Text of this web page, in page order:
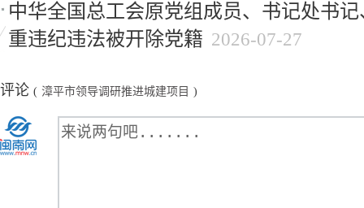
中华全国总工会原党组成员、书记处书
重违纪违法被开除党籍 2026-07-27
评论 ( 漳平市领导调研推进城建项目 )